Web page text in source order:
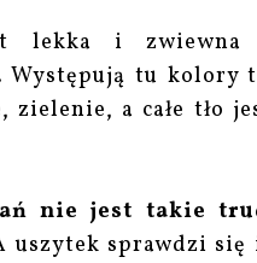
lekka i zwiewna
Występują tu kolory
zielenie, a całe tło
nie jest takie
uszytek sprawdzi